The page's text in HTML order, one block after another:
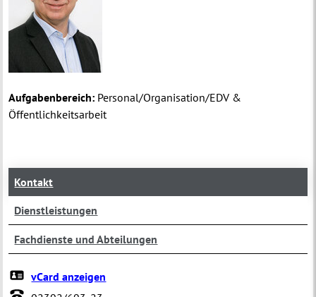
Aufgabenbereich: Personal/Organisation/EDV &
Öffentlichkeitsarbeit
Kontakt
Dienstleistungen
Fachdienste und Abteilungen
vCard anzeigen